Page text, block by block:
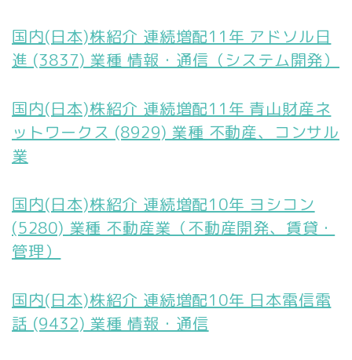
国内(日本)株紹介 連続増配11年 アドソル日
進 (3837) 業種 情報・通信（システム開発）
国内(日本)株紹介 連続増配11年 青山財産ネ
ットワークス (8929) 業種 不動産、コンサル
業
国内(日本)株紹介 連続増配10年 ヨシコン
(5280) 業種 不動産業（不動産開発、賃貸・
管理）
国内(日本)株紹介 連続増配10年 日本電信電
話 (9432) 業種 情報・通信